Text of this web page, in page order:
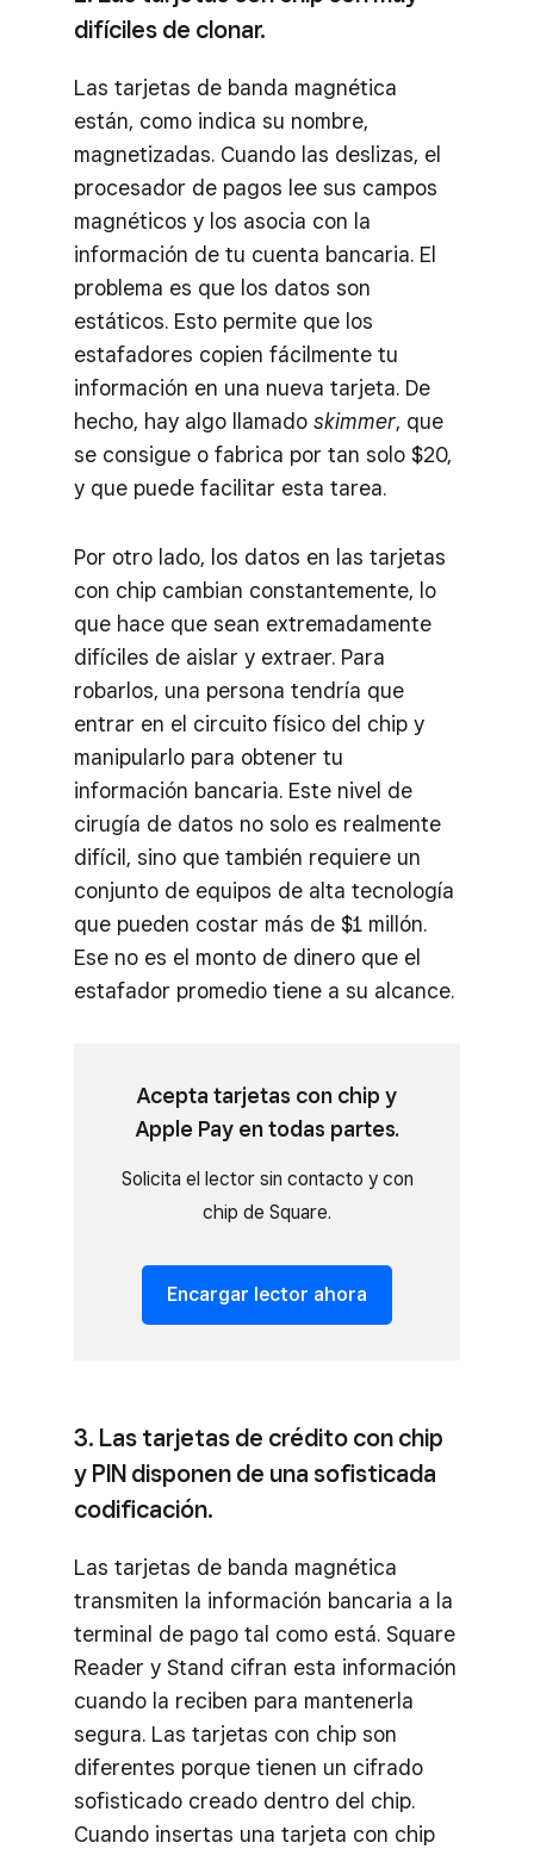
difíciles de clonar.
Las tarjetas de banda magnética
están, como indica su nombre,
magnetizadas. Cuando las deslizas, el
procesador de pagos lee sus campos
magnéticos y los asocia con la
información de tu cuenta bancaria. El
problema es que los datos son
estáticos. Esto permite que los
estafadores copien fácilmente tu
información en una nueva tarjeta. De
hecho, hay algo llamado skimmer, que
se consigue o fabrica por tan solo $20,
y que puede facilitar esta tarea.
Por otro lado, los datos en las tarjetas
con chip cambian constantemente, lo
que hace que sean extremadamente
difíciles de aislar y extraer. Para
robarlos, una persona tendría que
entrar en el circuito físico del chip y
manipularlo para obtener tu
información bancaria. Este nivel de
cirugía de datos no solo es realmente
difícil, sino que también requiere un
conjunto de equipos de alta tecnología
que pueden costar más de $1 millón.
Ese no es el monto de dinero que el
estafador promedio tiene a su alcance.
Acepta tarjetas con chip y
Apple Pay en todas partes.
Solicita el lector sin contacto y con
chip de Square.
Encargar lector ahora
3. Las tarjetas de crédito con chip
y PIN disponen de una sofisticada
codificación.
Las tarjetas de banda magnética
transmiten la información bancaria a la
terminal de pago tal como está. Square
Reader y Stand cifran esta información
cuando la reciben para mantenerla
segura. Las tarjetas con chip son
diferentes porque tienen un cifrado
sofisticado creado dentro del chip.
Cuando insertas una tarjeta con chip